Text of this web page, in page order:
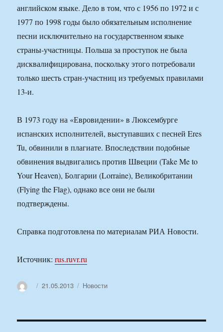
английском языке. Дело в том, что с 1956 по 1972 и с
1977 по 1998 годы было обязательным исполнение
песни исключительно на государственном языке
страны-участницы. Польша за проступок не была
дисквалифицирована, поскольку этого потребовали
только шесть стран-участниц из требуемых правилами
13-и.
В 1973 году на «Евровидении» в Люксембурге
испанских исполнителей, выступавших с песней Eres
Tu, обвинили в плагиате. Впоследствии подобные
обвинения выдвигались против Швеции (Take Me to
Your Heaven), Болгарии (Lorraine), Великобритании
(Flying the Flag), однако все они не были
подтверждены.
Справка подготовлена по материалам РИА Новости.
Источник:rus.ruvr.ru
АвторОпубликовано
21.05.2013 Рубрики
Новости